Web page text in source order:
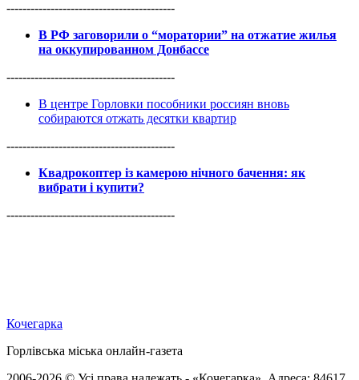
------------------------------------------
В РФ заговорили о “моратории” на отжатие жилья
на оккупированном Донбассе
------------------------------------------
В центре Горловки пособники россиян вновь
собираются отжать десятки квартир
------------------------------------------
Квадрокоптер із камерою нічного бачення: як
вибрати і купити?
------------------------------------------
Кочегарка
Горлівська міська онлайн-газета